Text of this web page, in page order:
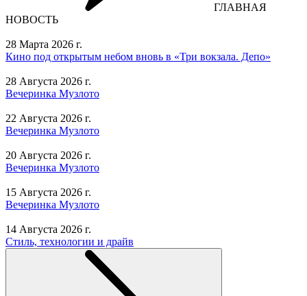
ГЛАВНАЯ
НОВОСТЬ
28 Марта 2026 г.
Кино под открытым небом вновь в «Три вокзала. Депо»
28 Августа 2026 г.
Вечеринка Музлото
22 Августа 2026 г.
Вечеринка Музлото
20 Августа 2026 г.
Вечеринка Музлото
15 Августа 2026 г.
Вечеринка Музлото
14 Августа 2026 г.
Стиль, технологии и драйв